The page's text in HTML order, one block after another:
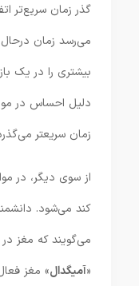
گذر زمان سریع‌تر
می‌رسد زمان
بیشتری را در یک
دلیل احساس در
زمان سریعتر
از سوی دیگر، در
کند می‌شود.
می‌گویند که مغز در
«آمیگدال» مغز